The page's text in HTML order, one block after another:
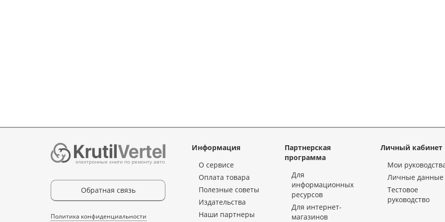
электронные книги по ремонту авто
Обратная связь
Политика конфиденциальности
Информация
О сервисе
Оплата товара
Полезные советы
Издательства
Наши партнеры
Партнерская
программа
Для
информационных
ресурсов
Для интернет-
магазинов
Личный кабинет
Мои
Личные данные
Тестовое
руководство